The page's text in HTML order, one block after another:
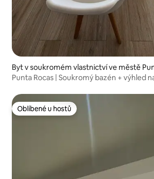
Byt v soukromém vlastnictví ve městě
egra
Punta Rocas | Soukromý bazén + výhled
Oblíbené u hostů
Oblíbené u hostů